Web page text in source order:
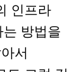
인프라
방법을
서